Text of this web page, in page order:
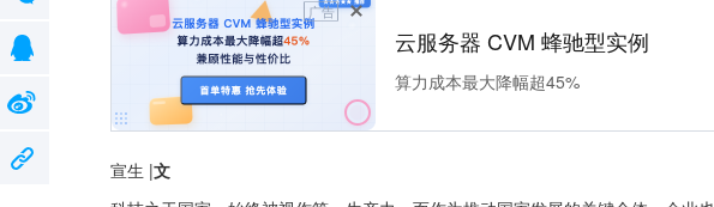
广告
云服务器 CVM 蜂驰型实例
算力成本最大降幅超45%
宣生 |文